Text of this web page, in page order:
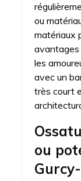
ou
matériaux
les
avec un
très court
ou